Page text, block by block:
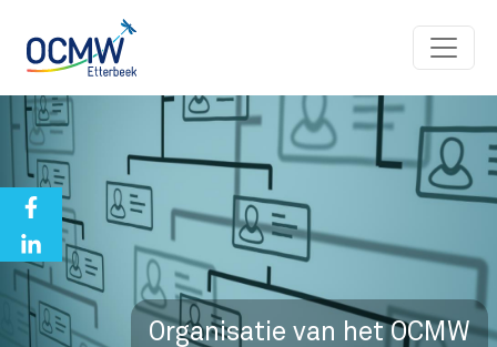
Organisatie van het OCMW